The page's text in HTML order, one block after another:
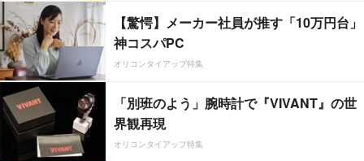
【驚愕】メーカー社員が推す「10万円台」
神コスパPC
オリコンタイアップ特集
「別班のよう」腕時計で『VIVANT』の世
界観再現
オリコンタイアップ特集